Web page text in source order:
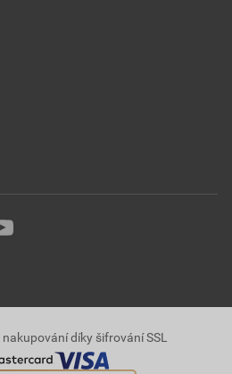
nakupování díky šifrování SSL